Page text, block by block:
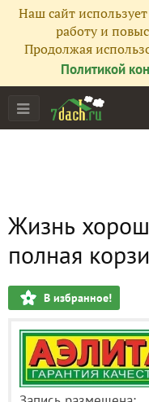
Наш сайт
работу и
Продолжая
Политикой
Жизнь
полная
В избранное!